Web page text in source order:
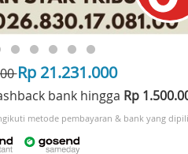
Rp 21.231.000
bank hingga Rp
metode pembayaran & bank yang